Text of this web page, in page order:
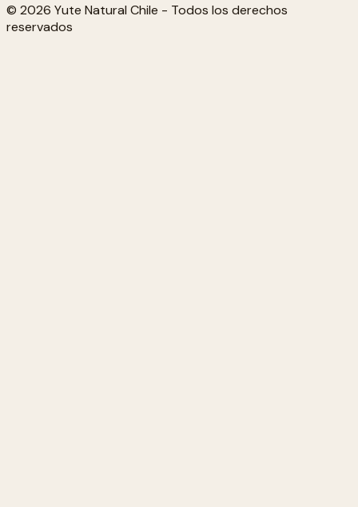
© 2026 Yute Natural Chile - Todos los derechos
reservados